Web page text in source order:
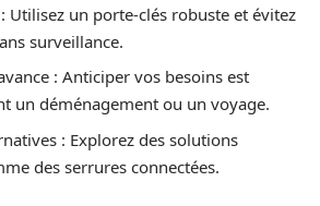
Utilisez un porte-clés robuste et évitez
surveillance.
: Anticiper vos besoins est
un déménagement ou un voyage.
: Explorez des solutions
des serrures connectées.